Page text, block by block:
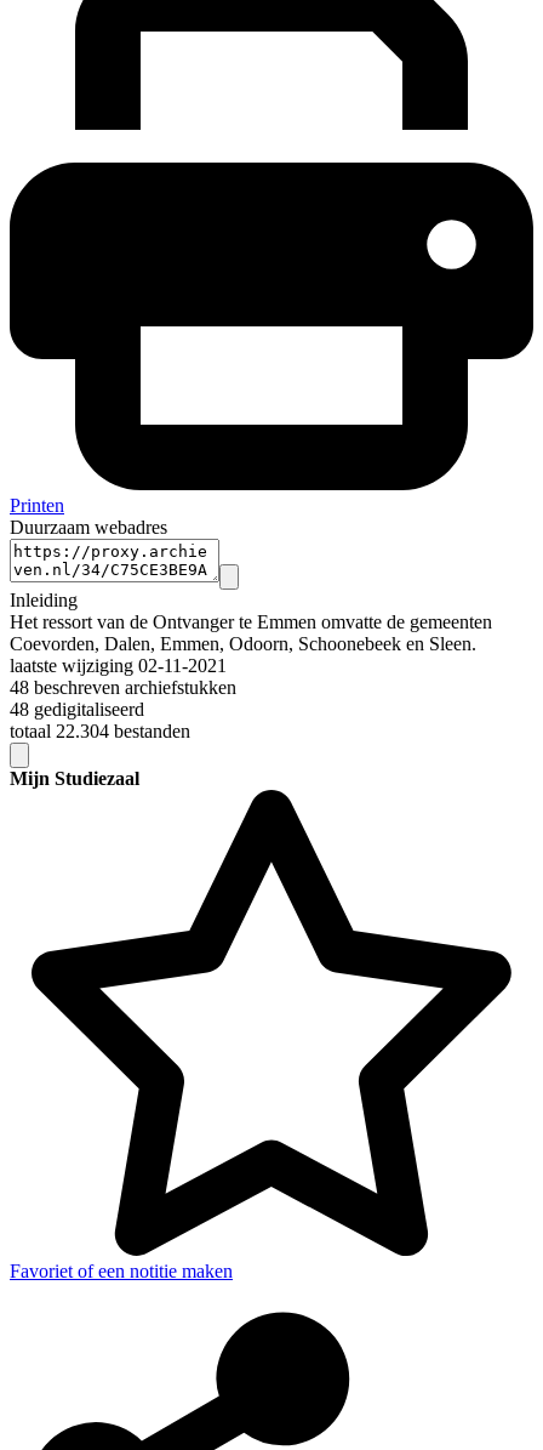
Printen
Duurzaam webadres
Inleiding
Het ressort van de Ontvanger te Emmen omvatte de gemeenten
Coevorden, Dalen, Emmen, Odoorn, Schoonebeek en Sleen.
laatste wijziging 02-11-2021
48 beschreven archiefstukken
48 gedigitaliseerd
totaal 22.304 bestanden
Mijn Studiezaal
Favoriet of een notitie maken